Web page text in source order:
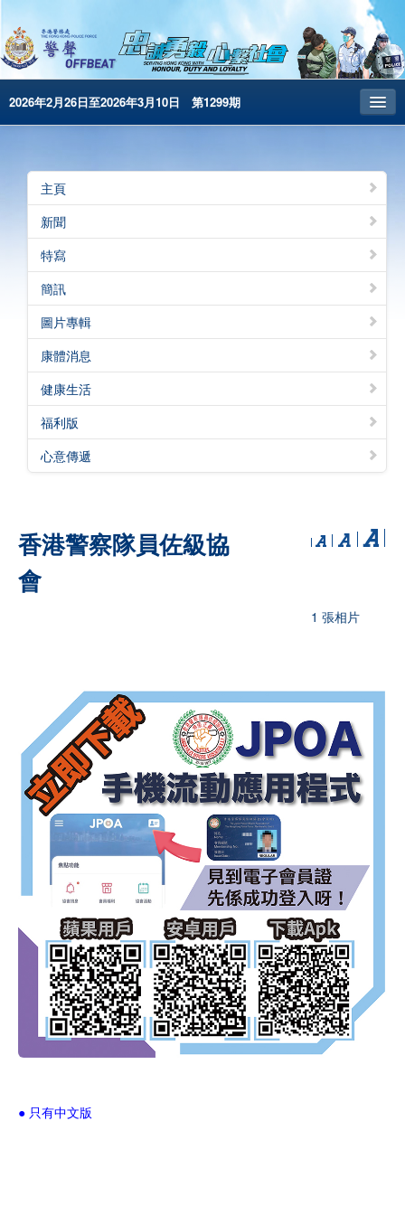
2026年2月26日至2026年3月10日 第1299期
昔日警聲
警務處主頁
简体版
English
電子書版
警聲特刊
主頁
新聞
特寫
簡訊
圖片專輯
康體消息
健康生活
福利版
心意傳遞
香港警察隊員佐級協
會
1 張相片
● 只有中文版